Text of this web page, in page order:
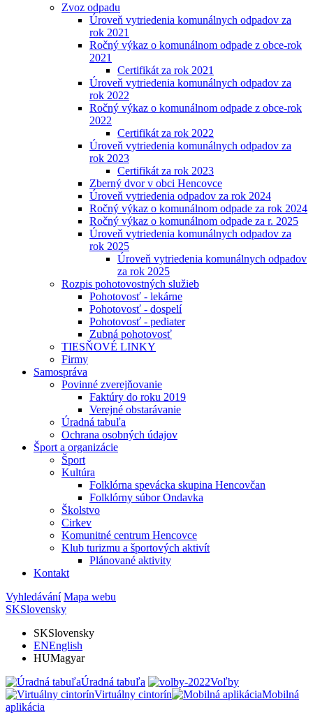
Zvoz odpadu
Úroveň vytriedenia komunálnych odpadov za
rok 2021
Ročný výkaz o komunálnom odpade z obce-rok
2021
Certifikát za rok 2021
Úroveň vytriedenia komunálnych odpadov za
rok 2022
Ročný výkaz o komunálnom odpade z obce-rok
2022
Certifikát za rok 2022
Úroveň vytriedenia komunálnych odpadov za
rok 2023
Certifikát za rok 2023
Zberný dvor v obci Hencovce
Úroveň vytriedenia odpadov za rok 2024
Ročný výkaz o komunálnom odpade za rok 2024
Ročný výkaz o komunálnom odpade za r. 2025
Úroveň vytriedenia komunálnych odpadov za
rok 2025
Úroveň vytriedenia komunálnych odpadov
za rok 2025
Rozpis pohotovostných služieb
Pohotovosť - lekárne
Pohotovosť - dospelí
Pohotovosť - pediater
Zubná pohotovosť
TIESŇOVÉ LINKY
Firmy
Samospráva
Povinné zverejňovanie
Faktúry do roku 2019
Verejné obstarávanie
Úradná tabuľa
Ochrana osobných údajov
Šport a organizácie
Šport
Kultúra
Folklórna spevácka skupina Hencovčan
Folklórny súbor Ondavka
Školstvo
Cirkev
Komunitné centrum Hencovce
Klub turizmu a športových aktivít
Plánované aktivity
Kontakt
Vyhledávání Mapa webu
SKSlovensky
SKSlovensky
ENEnglish
HUMagyar
Úradná tabuľa
Voľby
Virtuálny cintorín
Mobilná
aplikácia